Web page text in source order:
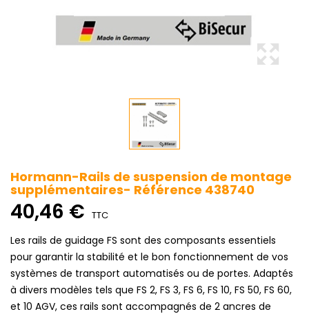
Hormann-Rails de suspension de montage
supplémentaires- Référence 438740
40,46 € TTC
Les rails de guidage FS sont des composants essentiels
pour garantir la stabilité et le bon fonctionnement de vos
systèmes de transport automatisés ou de portes. Adaptés
à divers modèles tels que FS 2, FS 3, FS 6, FS 10, FS 50, FS 60,
et 10 AGV, ces rails sont accompagnés de 2 ancres de